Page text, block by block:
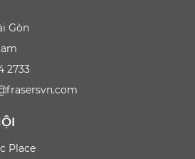
Gòn
2733
Place